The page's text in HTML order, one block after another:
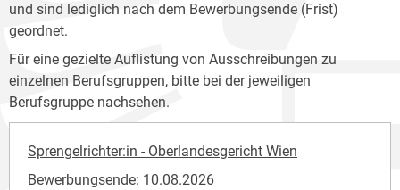
und sind lediglich nach dem Bewerbungsende (Frist)
geordnet.
Für eine gezielte Auflistung von Ausschreibungen zu
einzelnen Berufsgruppen, bitte bei der jeweiligen
Berufsgruppe nachsehen.
Sprengelrichter:in - Oberlandesgericht Wien
Bewerbungsende: 10.08.2026